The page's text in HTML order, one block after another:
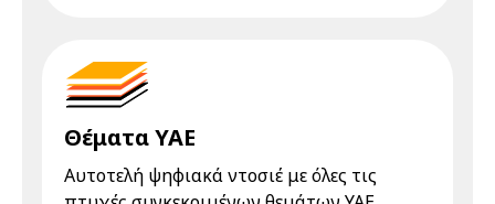
Θέματα ΥΑΕ
Αυτοτελή ψηφιακά ντοσιέ με όλες τις